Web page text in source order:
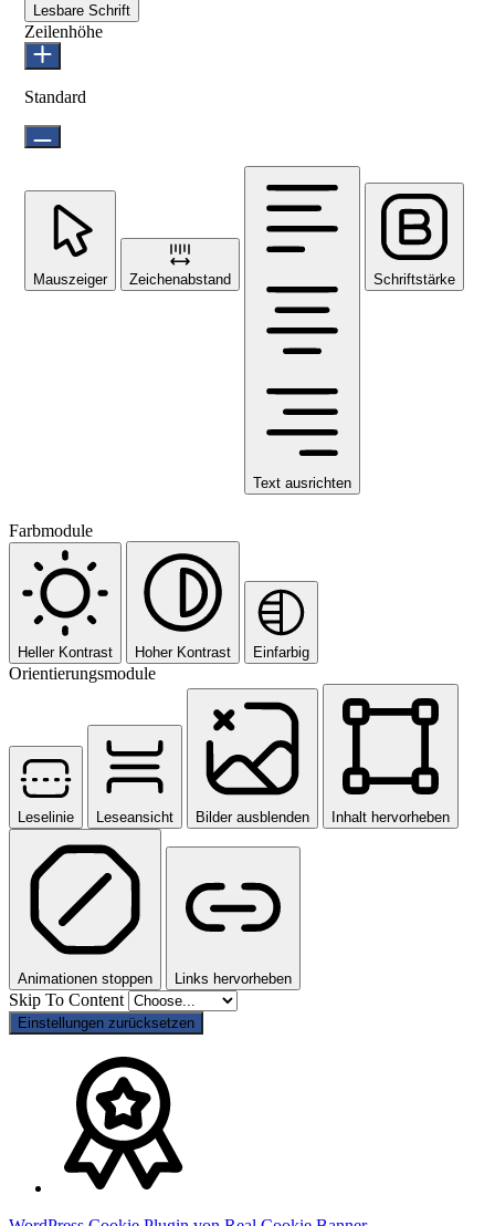
Lesbare Schrift
Zeilenhöhe
Standard
Mauszeiger Zeichenabstand
Text ausrichten
Schriftstärke
Farbmodule
Heller Kontrast Hoher Kontrast Einfarbig
Orientierungsmodule
Leselinie Leseansicht Bilder ausblenden Inhalt hervorheben
Animationen stoppen Links hervorheben
Skip To Content
Einstellungen zurücksetzen